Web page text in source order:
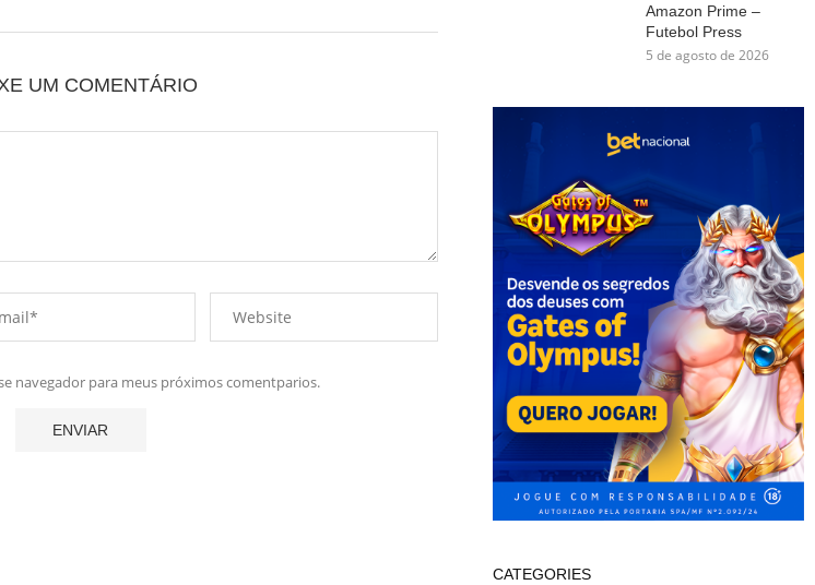
UM COMENTÁRIO
navegador para meus próximos comentparios.
Amazon Prime –
Futebol Press
5 de agosto de 2026
CATEGORIES